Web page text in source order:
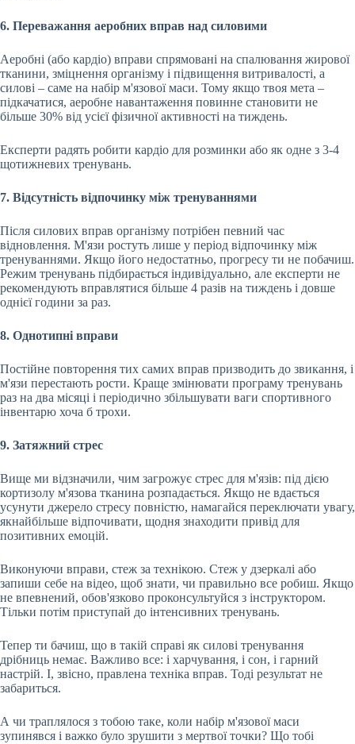
6. Переважання аеробних вправ над силовими
Аеробні (або кардіо) вправи спрямовані на спалювання жирової
тканини, зміцнення організму і підвищення витривалості, а
силові – саме на набір м'язової маси. Тому якщо твоя мета –
підкачатися, аеробне навантаження повинне становити не
більше 30% від усієї фізичної активності на тиждень.
Експерти радять робити кардіо для розминки або як одне з 3-4
щотижневих тренувань.
7. Відсутність відпочинку між тренуваннями
Після силових вправ організму потрібен певний час
відновлення. М'язи ростуть лише у період відпочинку між
тренуваннями. Якщо його недостатньо, прогресу ти не побачиш.
Режим тренувань підбирається індивідуально, але експерти не
рекомендують вправлятися більше 4 разів на тиждень і довше
однієї години за раз.
8. Однотипні вправи
Постійне повторення тих самих вправ призводить до звикання, і
м'язи перестають рости. Краще змінювати програму тренувань
раз на два місяці і періодично збільшувати ваги спортивного
інвентарю хоча б трохи.
9. Затяжний стрес
Вище ми відзначили, чим загрожує стрес для м'язів: під дією
кортизолу м'язова тканина розпадається. Якщо не вдається
усунути джерело стресу повністю, намагайся переключати увагу,
якнайбільше відпочивати, щодня знаходити привід для
позитивних емоцій.
Виконуючи вправи, стеж за технікою. Стеж у дзеркалі або
запиши себе на відео, щоб знати, чи правильно все робиш. Якщо
не впевнений, обов'язково проконсультуйся з інструктором.
Тільки потім приступай до інтенсивних тренувань.
Тепер ти бачиш, що в такій справі як силові тренування
дрібниць немає. Важливо все: і харчування, і сон, і гарний
настрій. І, звісно, правлена техніка вправ. Тоді результат не
забариться.
А чи траплялося з тобою таке, коли набір м'язової маси
зупинявся і важко було зрушити з мертвої точки? Що тобі